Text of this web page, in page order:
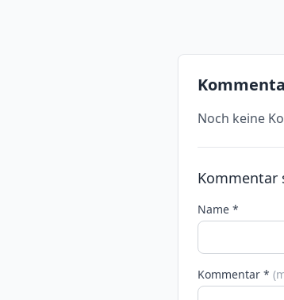
Noch keine
Kommentar
Name *
Kommentar *